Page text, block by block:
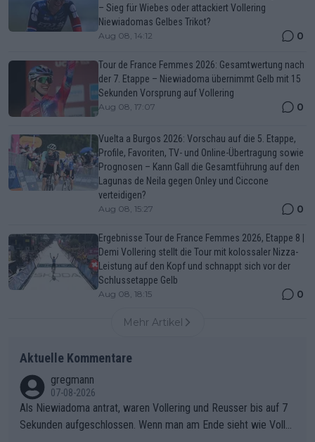
– Sieg für Wiebes oder attackiert Vollering
Niewiadomas Gelbes Trikot?
Aug 08, 14:12 0
Tour de France Femmes 2026: Gesamtwertung nach
der 7. Etappe – Niewiadoma übernimmt Gelb mit 15
Sekunden Vorsprung auf Vollering
Aug 08, 17:07 0
Vuelta a Burgos 2026: Vorschau auf die 5. Etappe,
Profile, Favoriten, TV- und Online-Übertragung sowie
Prognosen – Kann Gall die Gesamtführung auf den
Lagunas de Neila gegen Onley und Ciccone
verteidigen?
Aug 08, 15:27 0
Ergebnisse Tour de France Femmes 2026, Etappe 8 |
Demi Vollering stellt die Tour mit kolossaler Nizza-
Leistung auf den Kopf und schnappt sich vor der
Schlussetappe Gelb
Aug 08, 18:15 0
Mehr Artikel
Aktuelle Kommentare
gregmann
07-08-2026
Als Niewiadoma antrat, waren Vollering und Reusser bis auf 7
Sekunden aufgeschlossen. Wenn man am Ende sieht wie Voller